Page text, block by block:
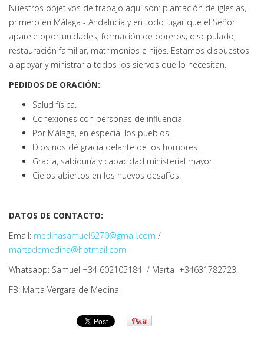
Nuestros objetivos de trabajo aquí son: plantación de iglesias,
primero en Málaga - Andalucía y en todo lugar que el Señor
apareje oportunidades; formación de obreros; discipulado,
restauración familiar, matrimonios e hijos. Estamos dispuestos
a apoyar y ministrar a todos los siervos que lo necesitan.
PEDIDOS DE ORACIÓN:
Salud física.
Conexiones con personas de influencia.
Por Málaga, en especial los pueblos.
Dios nos dé gracia delante de los hombres.
Gracia, sabiduría y capacidad ministerial mayor.
Cielos abiertos en los nuevos desafíos.
DATOS DE CONTACTO:
Email: medinasamuel6270@gmail.com /
martademedina@hotmail.com
Whatsapp: Samuel +34 602105184 / Marta +34631782723.
FB: Marta Vergara de Medina